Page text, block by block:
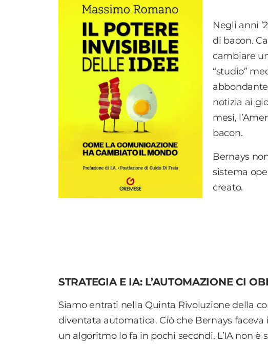
Negli anni
di bacon.
cambiare
“studio”
notizia ai
mesi,
bacon.
Bernays
sistema
creato.
STRATEGIA E IA: L’AUTOMAZIONE CI
Siamo entrati nella Quinta Rivoluzione della
diventata automatica. Ciò che Bernays
un algoritmo lo fa in pochi secondi. L’IA non